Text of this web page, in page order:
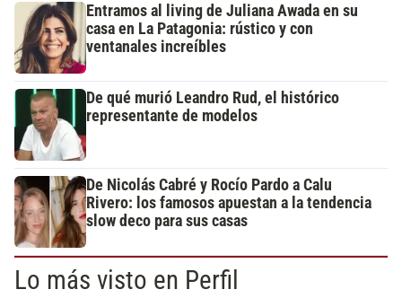
Entramos al living de Juliana Awada en su
casa en La Patagonia: rústico y con
ventanales increíbles
De qué murió Leandro Rud, el histórico
representante de modelos
De Nicolás Cabré y Rocío Pardo a Calu
Rivero: los famosos apuestan a la tendencia
slow deco para sus casas
Lo más visto en Perfil